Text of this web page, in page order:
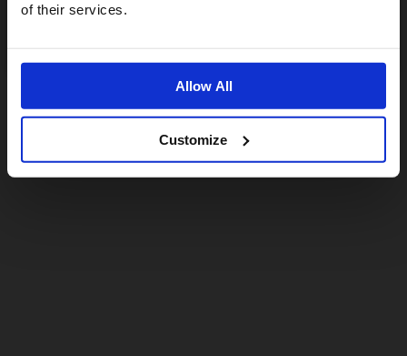
of their services.
Allow All
Customize